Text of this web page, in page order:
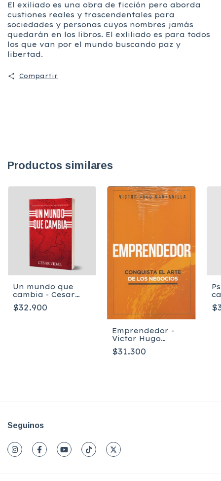
El exiliado es una obra de ficción pero aborda
custiones reales y trascendentales para
sociedades y personas cuyos nombres jamás
quedarán en los libros. El exliliado es para todos
los que van por el mundo buscando paz y
libertad.
Compartir
Productos similares
Un mundo que
cambia - Cesar
Vidal
$32.900
Emprendedor -
Victor Hugo
Manzanilla
$31.300
Seguinos